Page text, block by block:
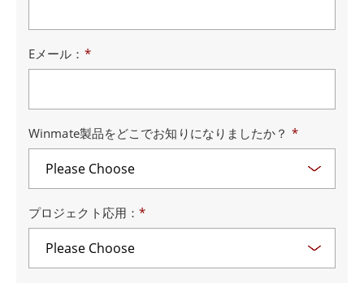
Eメール： *
Winmate製品をどこでお知りになりましたか？ *
プロジェクト応用： *